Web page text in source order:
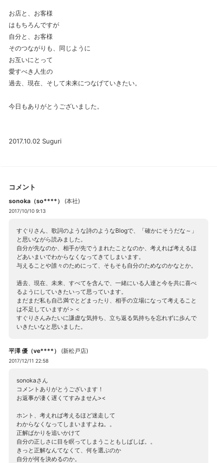
お店と、お客様
はもちろんですが
自分と、お客様
そのつながりも、同じように
お互いにとって
愛すべき人生の
過去、現在、そして未来につなげていきたい。
今日もありがとうございました。
2017.10.02 Suguri
コメント
sonoka（so****） (本社)
2017/10/10 9:13
すぐりさん、歌詞のような詩のようなBlogで、「確かにそうだな～」
と思いながら読みました。
自分が先なのか、相手が先でうまれたことなのか、考えれば考えるほ
どあいまいでわからなくなってきてしまいます。
与えることや誰々のためにって、そもそも自分のためなのかなとか。
過去、現在、未来、すべてを含んで、一緒にいる人達と今を共に喜べ
るようにしていきたいって思っています。
まだまだ私も自己満でとどまったり、相手の立場になって考えること
は不足していますが＞＜
すぐりさんみたいに謙虚な気持ち、立ち返る気持ちを忘れずに歩んで
いきたいなと思いました。
平澤 優（ve****） (新松戸店)
2017/12/11 22:58
sonokaさん
コメントありがとうございます！
お返事が凄く遅くてすみません><
ホント、考えれば考えるほど迷走して
わからなくなってしまいますよね。。
正解ばかりを追いかけて
自分の正しさに目を瞑ってしまうこともしばしば。。
きっと正解なんてなくて、何を選ぶのか
自分が何を決めるのか。